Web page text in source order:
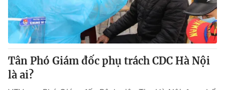
Tân Phó Giám đốc phụ trách CDC Hà Nội
là ai?